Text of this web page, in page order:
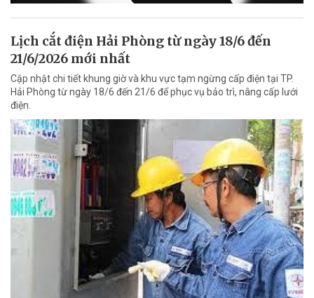
Lịch cắt điện Hải Phòng từ ngày 18/6 đến
21/6/2026 mới nhất
Cập nhật chi tiết khung giờ và khu vực tạm ngừng cấp điện tại TP.
Hải Phòng từ ngày 18/6 đến 21/6 để phục vụ bảo trì, nâng cấp lưới
điện.